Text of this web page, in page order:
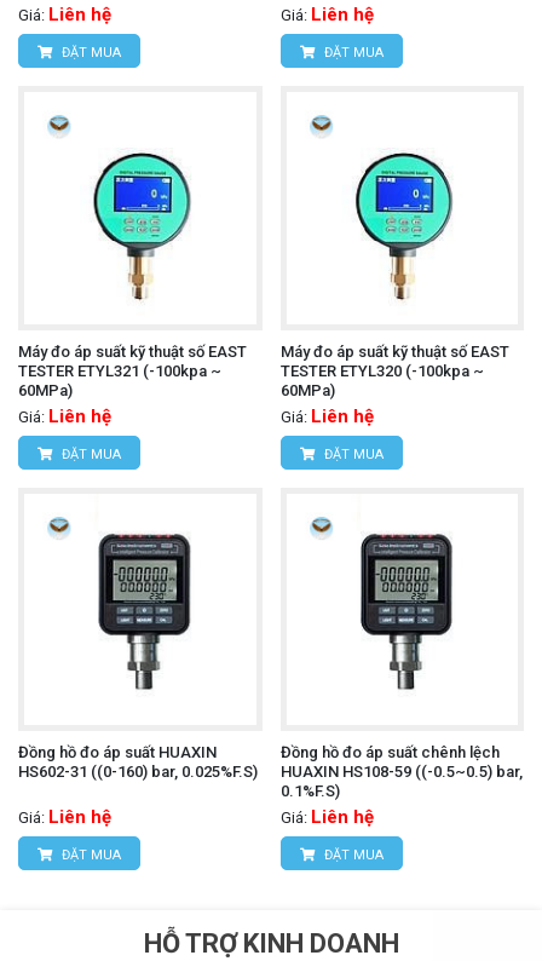
Giá: Liên hệ
ĐẶT MUA
Giá: Liên hệ
ĐẶT MUA
Máy đo áp suất kỹ thuật số EAST
TESTER ETYL321 (-100kpa ~
60MPa)
Giá: Liên hệ
ĐẶT MUA
Máy đo áp suất kỹ thuật số EAST
TESTER ETYL320 (-100kpa ~
60MPa)
Giá: Liên hệ
ĐẶT MUA
Đồng hồ đo áp suất HUAXIN
HS602-31 ((0-160) bar, 0.025%F.S)
Giá: Liên hệ
ĐẶT MUA
Đồng hồ đo áp suất chênh lệch
HUAXIN HS108-59 ((-0.5~0.5) bar,
0.1%F.S)
Giá: Liên hệ
ĐẶT MUA
HỖ TRỢ KINH DOANH